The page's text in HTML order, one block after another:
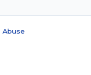
Abuse